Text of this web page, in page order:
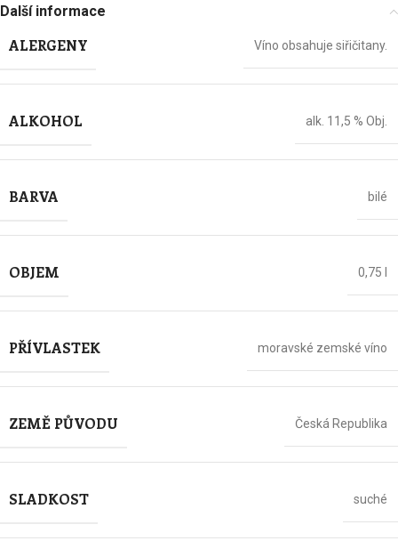
Další informace
ALERGENY Víno obsahuje siřičitany.
ALKOHOL alk. 11,5 % Obj.
BARVA bilé
OBJEM 0,75 l
PŘÍVLASTEK moravské zemské víno
ZEMĚ PŮVODU Česká Republika
SLADKOST suché